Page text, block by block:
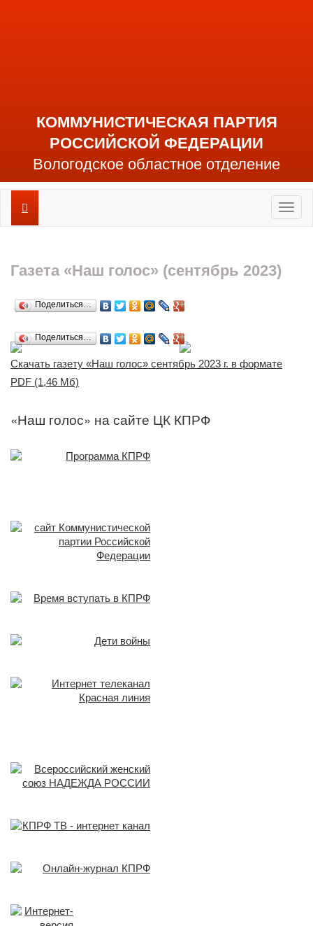
КОММУНИСТИЧЕСКАЯ ПАРТИЯ
РОССИЙСКОЙ ФЕДЕРАЦИИ
Вологодское областное отделение
Газета «Наш голос» (сентябрь 2023)
Поделиться…
Поделиться…
Скачать газету «Наш голос» сентябрь 2023 г. в формате
PDF (1,46 Mб)
«Наш голос» на сайте ЦК КПРФ